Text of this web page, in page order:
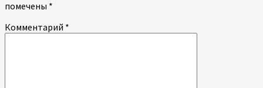
помечены *
Комментарий *